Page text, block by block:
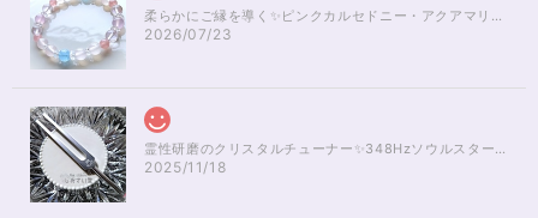
柔らかにご縁を導く✨ピンクカルセドニー・アクアマリンブレスレット16cm
2026/07/23
霊性研磨のクリスタルチューナー✨348Hzソウルスターチャクラのヒーリング
2025/11/18